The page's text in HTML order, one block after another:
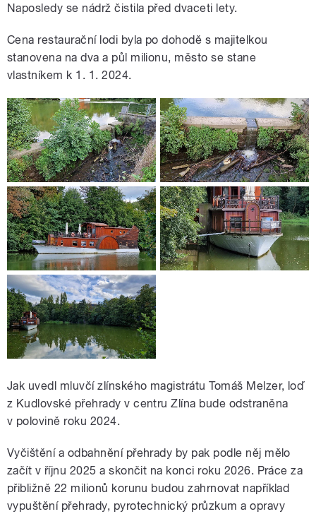
Naposledy se nádrž čistila před dvaceti lety.
Cena restaurační lodi byla po dohodě s majitelkou
stanovena na dva a půl milionu, město se stane
vlastníkem k 1. 1. 2024.
Jak uvedl mluvčízlínského magistrátu Tomáš Melzer, loď
z Kudlovské přehrady v centru Zlína bude odstraněna
v polovině roku 2024.
Vyčištění a odbahnění přehrady by pak podle něj mělo
začít v říjnu 2025 a skončit na konci roku 2026. Práce za
přibližně 22 milionů korunu budou zahrnovat například
vypuštění přehrady, pyrotechnický průzkum a opravy